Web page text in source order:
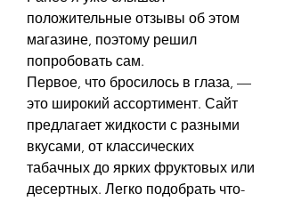
положительные отзывы об этом
магазине, поэтому решил
попробовать сам.
Первое, что бросилось в глаза, —
это широкий ассортимент. Сайт
предлагает жидкости с разными
вкусами, от классических
табачных до ярких фруктовых или
десертных. Легко подобрать что-